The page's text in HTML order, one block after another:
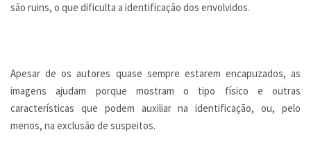
são ruins, o que dificulta a identificação dos envolvidos.
Apesar de os autores quase sempre estarem encapuzados, as
imagens ajudam porque mostram o tipo físico e outras
características que podem auxiliar na identificação, ou, pelo
menos, na exclusão de suspeitos.